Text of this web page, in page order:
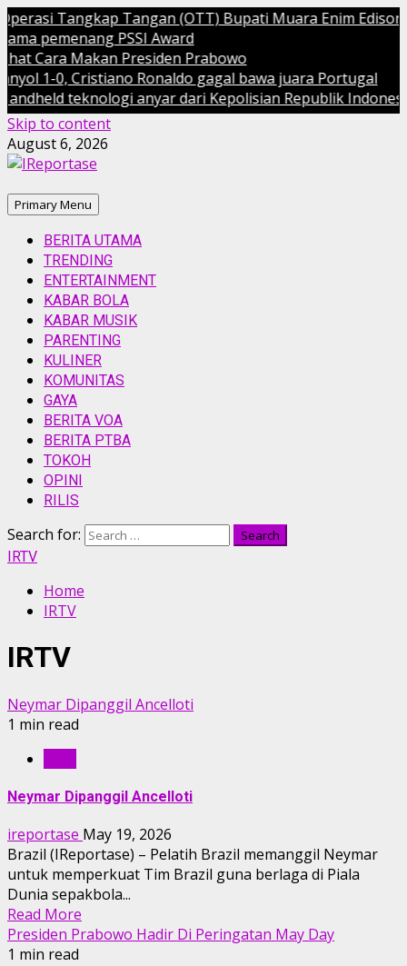
Tangkap Tangan (OTT) Bupati Muara Enim Edison
pemenang PSSI Award
Makan Presiden Prabowo
1-0, Cristiano Ronaldo gagal bawa juara Portugal
teknologi anyar dari Kepolisian Republik Indonesia
Skip to content
August 6, 2026
Primary Menu
BERITA UTAMA
TRENDING
ENTERTAINMENT
KABAR BOLA
KABAR MUSIK
PARENTING
KULINER
KOMUNITAS
GAYA
BERITA VOA
BERITA PTBA
TOKOH
OPINI
RILIS
Search for:
IRTV
Home
IRTV
IRTV
Neymar Dipanggil Ancelloti
1 min read
Neymar Dipanggil Ancelloti
ireportase May 19, 2026
Brazil (IReportase) – Pelatih Brazil memanggil Neymar
untuk memperkuat Tim Brazil guna berlaga di Piala
Dunia sepakbola...
Read More
Presiden Prabowo Hadir Di Peringatan May Day
1 min read